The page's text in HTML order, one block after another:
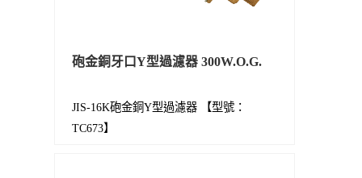
砲金銅牙口Y型過濾器 300W.O.G.
JIS-16K砲金銅Y型過濾器 【型號：
TC673】